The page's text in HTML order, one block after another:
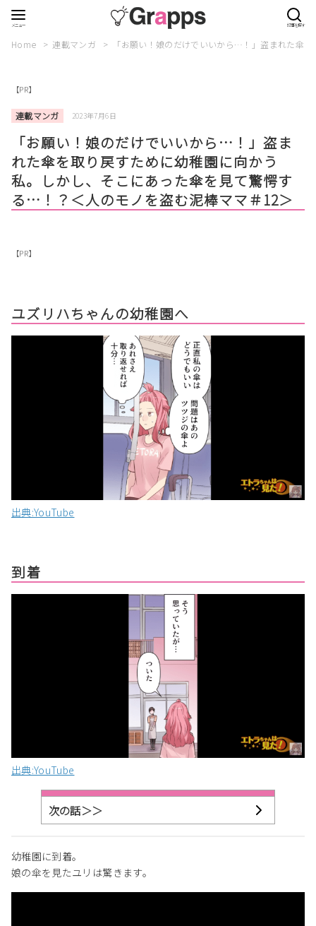
Home 連載マンガ 「お願い！娘のだけでいいから…！」盗まれた傘
【PR】
連載マンガ 2023年7月6日
「お願い！娘のだけでいいから…！」盗ま
れた傘を取り戻すために幼稚園に向かう
私。しかし、そこにあった傘を見て驚愕す
る…！？＜人のモノを盗む泥棒ママ＃12＞
【PR】
ユズリハちゃんの幼稚園へ
出典:YouTube
到着
出典:YouTube
次の話＞＞
幼稚園に到着。
娘の傘を見たユリは驚きます。